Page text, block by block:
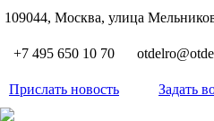
109044, Москва, улица
+7 495 650 10 70
Прислать новость Задать